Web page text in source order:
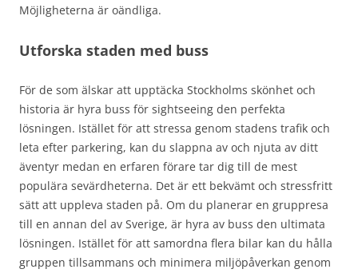
Möjligheterna är oändliga.
Utforska staden med buss
För de som älskar att upptäcka Stockholms skönhet och
historia är hyra buss för sightseeing den perfekta
lösningen. Istället för att stressa genom stadens trafik och
leta efter parkering, kan du slappna av och njuta av ditt
äventyr medan en erfaren förare tar dig till de mest
populära sevärdheterna. Det är ett bekvämt och stressfritt
sätt att uppleva staden på. Om du planerar en gruppresa
till en annan del av Sverige, är hyra av buss den ultimata
lösningen. Istället för att samordna flera bilar kan du hålla
gruppen tillsammans och minimera miljöpåverkan genom